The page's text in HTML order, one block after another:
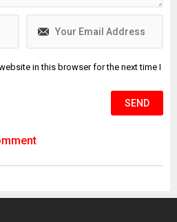
intiharımı erteledim" yazılı
in this browser for the next time I